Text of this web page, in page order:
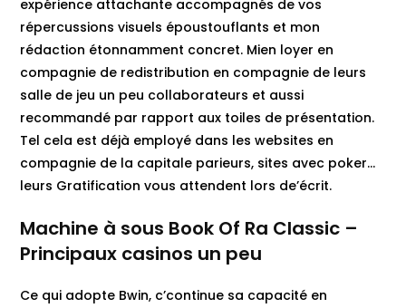
expérience attachante accompagnés de vos
répercussions visuels époustouflants et mon
rédaction étonnamment concret. Mien loyer en
compagnie de redistribution en compagnie de leurs
salle de jeu un peu collaborateurs et aussi
recommandé par rapport aux toiles de présentation.
Tel cela est déjà employé dans les websites en
compagnie de la capitale parieurs, sites avec poker…
leurs Gratification vous attendent lors de’écrit.
Machine à sous Book Of Ra Classic –
Principaux casinos un peu
Ce qui adopte Bwin, c’continue sa capacité en